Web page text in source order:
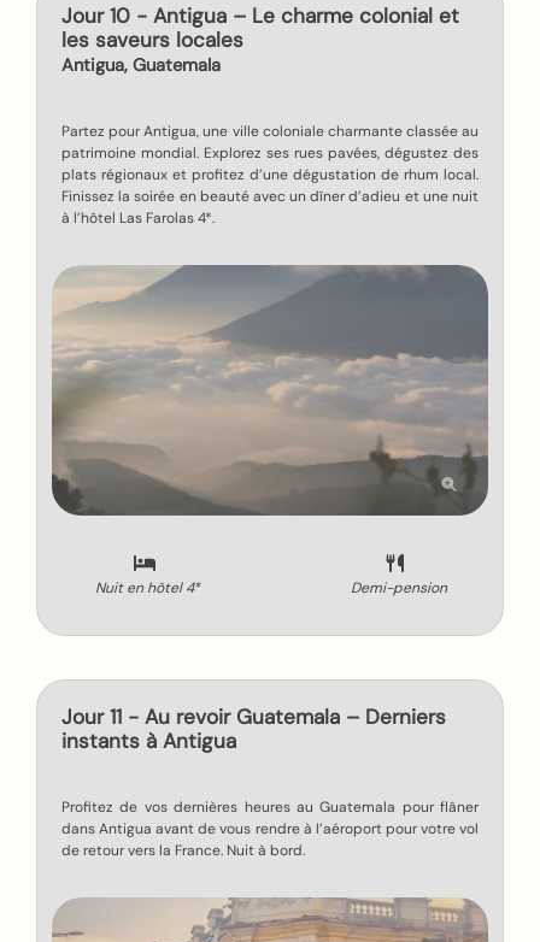
Jour 10 - Antigua – Le charme colonial et
les saveurs locales
Antigua, Guatemala
Partez pour Antigua, une ville coloniale charmante classée au
patrimoine mondial. Explorez ses rues pavées, dégustez des
plats régionaux et profitez d’une dégustation de rhum local.
Finissez la soirée en beauté avec un dîner d’adieu et une nuit
à l’hôtel Las Farolas 4*.
Nuit en hôtel 4* Demi-pension
Jour 11 - Au revoir Guatemala – Derniers
instants à Antigua
Profitez de vos dernières heures au Guatemala pour flâner
dans Antigua avant de vous rendre à l’aéroport pour votre vol
de retour vers la France. Nuit à bord.